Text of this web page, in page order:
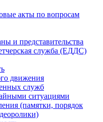
акты по вопросам
и представительства
служба (ЕДДС)
движения
служб
ситуациями
(памятки, порядок